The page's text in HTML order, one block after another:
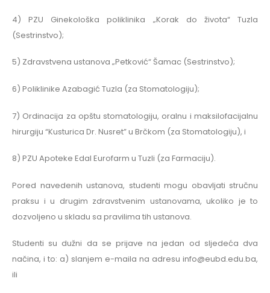
4) PZU Ginekološka poliklinika „Korak do života“ Tuzla
(Sestrinstvo);
5) Zdravstvena ustanova „Petković“ Šamac (Sestrinstvo);
6) Poliklinike Azabagić Tuzla (za Stomatologiju);
7) Ordinacija za opštu stomatologiju, oralnu i maksilofacijalnu
hirurgiju “Kusturica Dr. Nusret” u Brčkom (za Stomatologiju), i
8) PZU Apoteke Edal Eurofarm u Tuzli (za Farmaciju).
Pored navedenih ustanova, studenti mogu obavljati stručnu
praksu i u drugim zdravstvenim ustanovama, ukoliko je to
dozvoljeno u skladu sa pravilima tih ustanova.
Studenti su dužni da se prijave na jedan od sljedeća dva
načina, i to: a) slanjem e-maila na adresu info@eubd.edu.ba,
ili